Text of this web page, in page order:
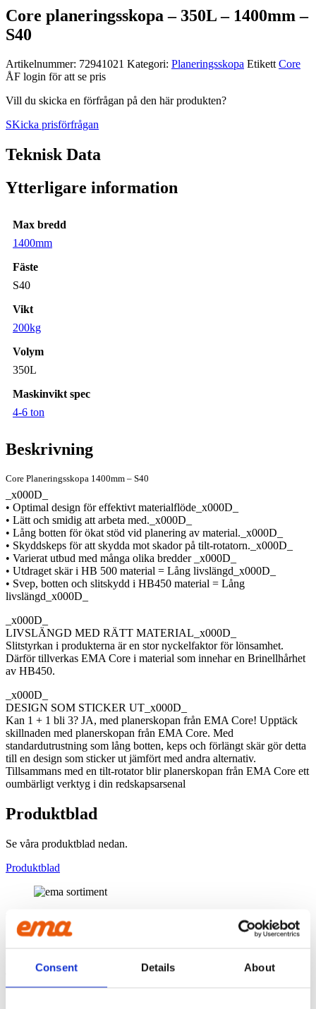
Consent Details About
Core planeringsskopa – 350L – 1400mm –
S40
Artikelnummer: 72941021 Kategori: Planerings­skopa Etikett Core
ÅF login för att se pris
Vill du skicka en förfrågan på den här produkten?
SKicka prisförfrågan
Teknisk Data
Ytterligare information
Max bredd
1400mm
Fäste
S40
Vikt
200kg
Volym
350L
Maskinvikt spec
4-6 ton
Beskrivning
Core Planeringsskopa 1400mm – S40
_x000D_
• Optimal design för effektivt materialflöde_x000D_
• Lätt och smidig att arbeta med._x000D_
• Lång botten för ökat stöd vid planering av material._x000D_
• Skyddskeps för att skydda mot skador på tilt-rotatorn._x000D_
• Varierat utbud med många olika bredder _x000D_
• Utdraget skär i HB 500 material = Lång livslängd_x000D_
• Svep, botten och slitskydd i HB450 material = Lång
livslängd_x000D_
_x000D_
LIVSLÄNGD MED RÄTT MATERIAL_x000D_
Slitstyrkan i produkterna är en stor nyckelfaktor för lönsamhet.
Därför tillverkas EMA Core i material som innehar en Brinellhårhet
av HB450.
_x000D_
DESIGN SOM STICKER UT_x000D_
Kan 1 + 1 bli 3? JA, med planerskopan från EMA Core! Upptäck
skillnaden med planerskopan från EMA Core. Med
standardutrustning som lång botten, keps och förlängt skär gör detta
till en design som sticker ut jämfört med andra alternativ.
Tillsammans med en tilt-rotator blir planerskopan från EMA Core ett
oumbärligt verktyg i din redskapsarsenal
Produktblad
Se våra produktblad nedan.
Produktblad
BRETT SORTIMENT
4500 liter.